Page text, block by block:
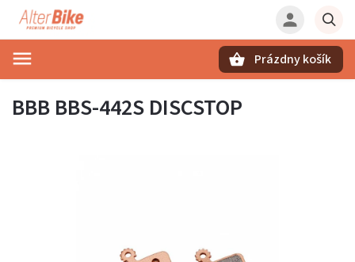
Prázdny košík
BBB BBS-442S DISCSTOP